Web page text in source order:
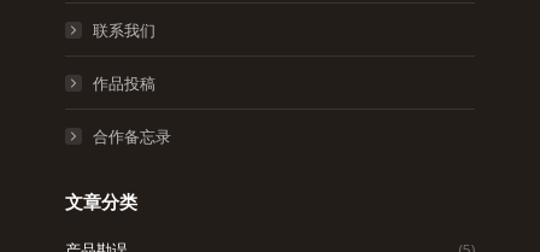
联系我们
作品投稿
合作备忘录
文章分类